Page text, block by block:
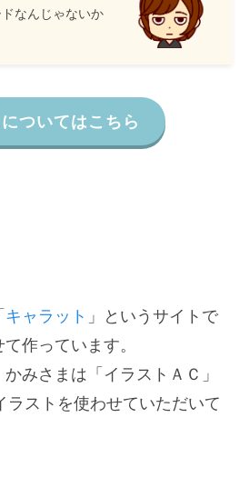
なんじゃないか
ついてはこちら
キャラット 」というサイトで
作っています。
みさまは「イラストＡＣ」
ラストを使わせていただいて